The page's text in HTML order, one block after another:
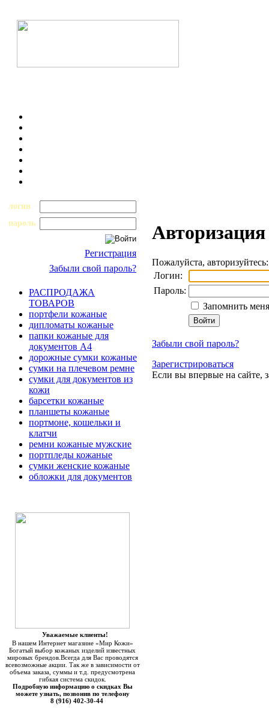
логин
пароль
Регистрация
Забыли свой пароль?
РАСПРОДАЖА
ТОВАРОВ
портфели кожаные
дипломаты кожаные
папки кожаные для
документов А4
дорожные сумки кожаные
сумки на плечевом ремне
сумки для документов из
кожи
барсетки кожаные
планшеты кожаные
портмоне, кошельки и
клатчи
ремни кожаные мужские
портпледы кожаные
сумки женские кожаные
обложки для документов
Уважаемые клиенты!
В нашем Интернет магазине «Мир Кожи»
Богатый выбор кожаных изделий известных
мировых брендов.Всегда для Вас проводятся
всевозможные акции. Так же в зависимости от
объема заказа, суммы и т.д. предусмотрена
гибкая система скидок.
Подробную информацию о скидках Вы
можете узнать, позвонив по телефону
8 (916) 402-30-44
Авторизация
Пожалуйста, авторизуйтесь:
Логин:
Пароль:
Запомнить
Забыли свой пароль?
Зарегистрироваться
Если вы впервые на сайте,